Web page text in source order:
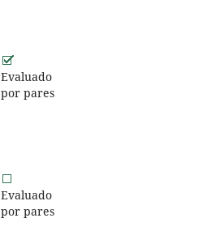
Evaluado
por pares
Evaluado
por pares